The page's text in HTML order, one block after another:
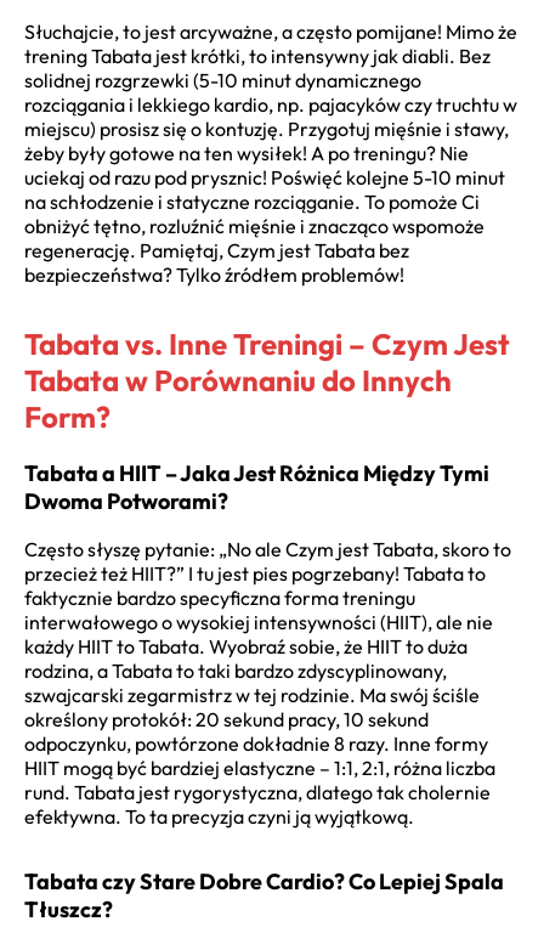
Słuchajcie, to jest arcyważne, a często pomijane! Mimo że
trening Tabata jest krótki, to intensywny jak diabli. Bez
solidnej rozgrzewki (5-10 minut dynamicznego
rozciągania i lekkiego kardio, np. pajacyków czy truchtu w
miejscu) prosisz się o kontuzję. Przygotuj mięśnie i stawy,
żeby były gotowe na ten wysiłek! A po treningu? Nie
uciekaj od razu pod prysznic! Poświęć kolejne 5-10 minut
na schłodzenie i statyczne rozciąganie. To pomoże Ci
obniżyć tętno, rozluźnić mięśnie i znacząco wspomoże
regenerację. Pamiętaj, Czym jest Tabata bez
bezpieczeństwa? Tylko źródłem problemów!
Tabata vs. Inne Treningi – Czym Jest
Tabata w Porównaniu do Innych
Form?
Tabata a HIIT – Jaka Jest Różnica Między Tymi
Dwoma Potworami?
Często słyszę pytanie: „No ale Czym jest Tabata, skoro to
przecież też HIIT?” I tu jest pies pogrzebany! Tabata to
faktycznie bardzo specyficzna forma treningu
interwałowego o wysokiej intensywności (HIIT), ale nie
każdy HIIT to Tabata. Wyobraź sobie, że HIIT to duża
rodzina, a Tabata to taki bardzo zdyscyplinowany,
szwajcarski zegarmistrz w tej rodzinie. Ma swój ściśle
określony protokół: 20 sekund pracy, 10 sekund
odpoczynku, powtórzone dokładnie 8 razy. Inne formy
HIIT mogą być bardziej elastyczne – 1:1, 2:1, różna liczba
rund. Tabata jest rygorystyczna, dlatego tak cholernie
efektywna. To ta precyzja czyni ją wyjątkową.
Tabata czy Stare Dobre Cardio? Co Lepiej Spala
Tłuszcz?